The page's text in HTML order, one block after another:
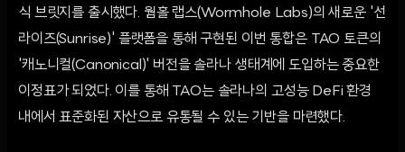
식 브릿지를 출시했다. 웜홀 랩스(Wormhole Labs)의 새로운 '선
라이즈(Sunrise)' 플랫폼을 통해 구현된 이번 통합은 TAO 토큰의
'캐노니컬(Canonical)' 버전을 솔라나 생태계에 도입하는 중요한
이정표가 되었다. 이를 통해 TAO는 솔라나의 고성능 DeFi 환경
내에서 표준화된 자산으로 유통될 수 있는 기반을 마련했다.